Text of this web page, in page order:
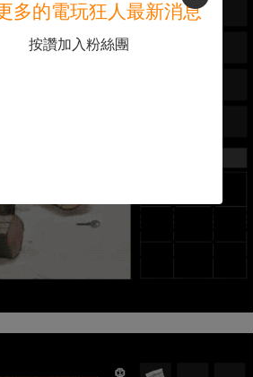
多的電玩狂人最新消息
按讚加入粉絲團